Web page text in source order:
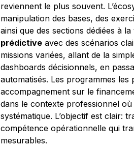
reviennent le plus souvent.
manipulation des bases, des
ainsi que des sections dédiées à la
prédictive avec des scénarios
missions variées, allant de la
dashboards décisionnels, en
automatisés. Les programmes
accompagnement sur le
dans le contexte professionnel où
systématique. L’objectif est clair:
compétence opérationnelle qui
mesurables.